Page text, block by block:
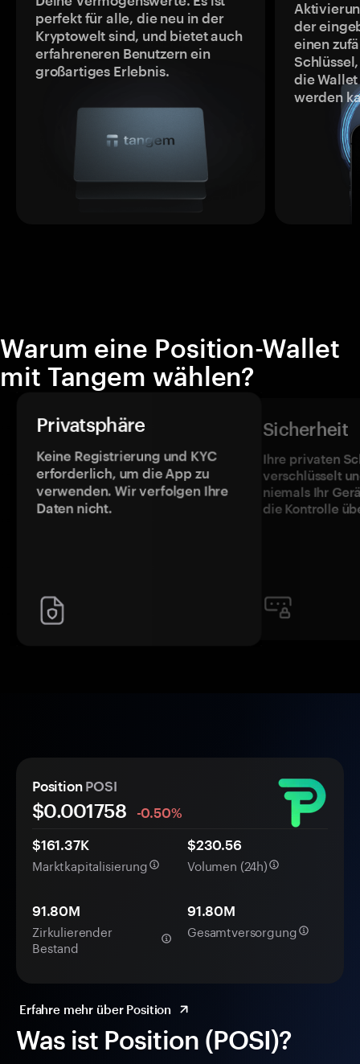
perfekt für alle, die neu in der
Kryptowelt sind, und bietet auch
erfahreneren Benutzern ein
großartiges Erlebnis.
der
einen
die
werden
Warum eine Position-Wallet
mit Tangem wählen?
Privatsphäre
Keine Registrierung und KYC
erforderlich, um die App zu
verwenden. Wir verfolgen Ihre
Daten nicht.
Sicherheit
Ihre privaten
verschlüsselt
niemals Ihr
die Kontrolle
Was ist Position (POSI)?
Position POSI
$0.001758
-0.50%
$161.37K
Marktkapitalisierung
$230.56
Volumen (24h)
91.80M
Zirkulierender
Bestand
91.80M
Gesamtversorgung
Erfahre mehr über Position